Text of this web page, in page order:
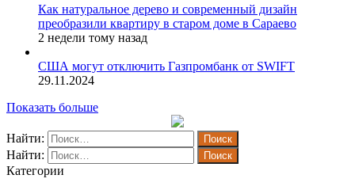
Как натуральное дерево и современный дизайн
преобразили квартиру в старом доме в Сараево
2 недели тому назад
США могут отключить Газпромбанк от SWIFT
29.11.2024
Показать больше
Найти:
Найти:
Категории